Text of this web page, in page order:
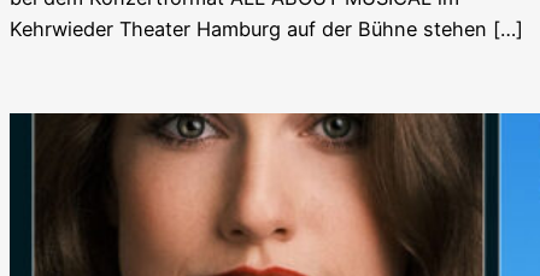
Kehrwieder Theater Hamburg auf der Bühne stehen […]